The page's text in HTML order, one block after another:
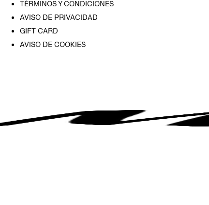
TÉRMINOS Y CONDICIONES
AVISO DE PRIVACIDAD
GIFT CARD
AVISO DE COOKIES